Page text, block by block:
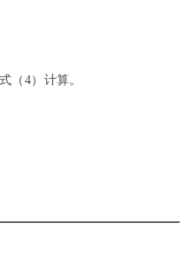
式（4） 计算。